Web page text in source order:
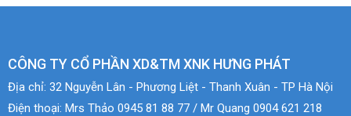
CÔNG TY CỔ PHẦN XD&TM XNK HƯNG PHÁT
Địa chỉ: 32 Nguyễn Lân - Phương Liệt - Thanh Xuân - TP Hà Nội
Điện thoại: Mrs Thảo 0945 81 88 77 / Mr Quang 0904 621 218